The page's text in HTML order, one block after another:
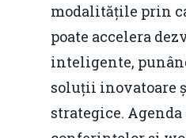
modalitățile prin
poate accelera
inteligente,
soluții inovatoare
strategice.